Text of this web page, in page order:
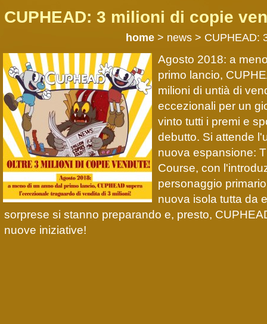
CUPHEAD: 3 milioni di copie
home > news > CUPHEAD:
Agosto 2018: a
primo lancio,
milioni di untià di
eccezionali per un
vinto tutti i premi e
debutto. Si attende
nuova espansione:
Course, con
personaggio
nuova isola tutta da
sorprese si stanno preparando e, presto,
nuove iniziative!